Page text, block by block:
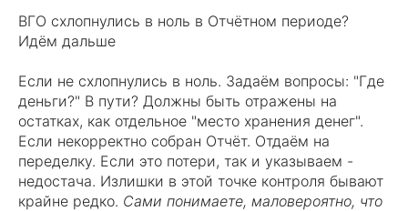
ВГО схлопнулись в ноль в Отчётном периоде?
Идём дальше
Если не схлопнулись в ноль. Задаём вопросы: "Где
деньги?" В пути? Должны быть отражены на
остатках, как отдельное "место хранения денег".
Если некорректно собран Отчёт. Отдаём на
переделку. Если это потери, так и указываем -
недостача. Излишки в этой точке контроля бывают
крайне редко. Сами понимаете, маловероятно, что